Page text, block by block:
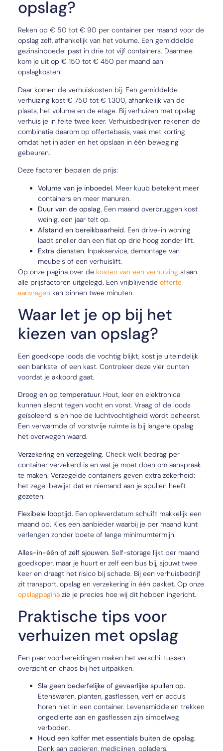
opslag?
Reken op € 50 tot € 90 per container per maand voor de
opslag zelf, afhankelijk van het volume. Een gemiddelde
gezinsinboedel past in drie tot vijf containers. Daarmee
kom je uit op € 150 tot € 450 per maand aan
opslagkosten.
Daar komen de verhuiskosten bij. Een gemiddelde
verhuizing kost € 750 tot € 1.300, afhankelijk van de
plaats, het volume en de etage. Bij verhuizen met opslag
verhuis je in feite twee keer. Verhuisbedrijven rekenen de
combinatie daarom op offertebasis, vaak met korting
omdat het inladen en het opslaan in één beweging
gebeuren.
Deze factoren bepalen de prijs:
Volume van je inboedel. Meer kuub betekent meer
containers en meer manuren.
Duur van de opslag. Een maand overbruggen kost
weinig, een jaar telt op.
Afstand en bereikbaarheid. Een drive-in woning
laadt sneller dan een flat op drie hoog zonder lift.
Extra diensten. Inpakservice, demontage van
meubels of een verhuislift.
Op onze pagina over de kosten van een verhuizingstaan
alle prijsfactoren uitgelegd. Een vrijblijvende offerte
aanvragen kan binnen twee minuten.
Waar let je op bij het
kiezen van opslag?
Een goedkope loods die vochtig blijkt, kost je uiteindelijk
een bankstel of een kast. Controleer deze vier punten
voordat je akkoord gaat.
Droog en op temperatuur. Hout, leer en elektronica
kunnen slecht tegen vocht en vorst. Vraag of de loods
geïsoleerd is en hoe de luchtvochtigheid wordt beheerst.
Een verwarmde of vorstvrije ruimte is bij langere opslag
het overwegen waard.
Verzekering en verzegeling. Check welk bedrag per
container verzekerd is en wat je moet doen om aanspraak
te maken. Verzegelde containers geven extra zekerheid:
het zegel bewijst dat er niemand aan je spullen heeft
gezeten.
Flexibele looptijd. Een opleverdatum schuift makkelijk een
maand op. Kies een aanbieder waarbij je per maand kunt
verlengen zonder boete of lange minimumtermijn.
Alles-in-één of zelf sjouwen. Self-storage lijkt per maand
goedkoper, maar je huurt er zelf een bus bij, sjouwt twee
keer en draagt het risico bij schade. Bij een verhuisbedrijf
zit transport, opslag en verzekering in één pakket. Op onze
opslagpaginazie je precies hoe wij dit hebben ingericht.
Praktische tips voor
verhuizen met opslag
Een paar voorbereidingen maken het verschil tussen
overzicht en chaos bij het uitpakken.
Sla geen bederfelijke of gevaarlijke spullen op.
Etenswaren, planten, gasflessen, verf en accu’s
horen niet in een container. Levensmiddelen trekken
ongedierte aan en gasflessen zijn simpelweg
verboden.
Houd een koffer met essentials buiten de opslag.
Denk aan papieren, medicijnen, opladers,